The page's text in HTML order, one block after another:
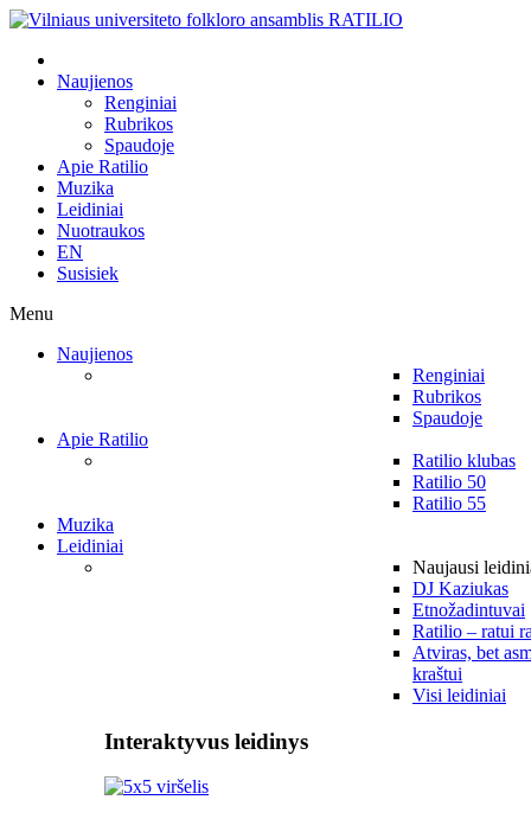
Naujienos
Renginiai
Rubrikos
Spaudoje
Apie Ratilio
Muzika
Leidiniai
Nuotraukos
EN
Susisiek
Menu
Naujienos
Renginiai
Rubrikos
Spaudoje
Apie Ratilio
Ratilio klubas
Ratilio 50
Ratilio 55
Muzika
Leidiniai
Naujausi
DJ Kaziukas
Etnožadintuvai
Ratilio – ratui
Atviras, bet
kraštui
Visi leidiniai
Interaktyvus leidinys